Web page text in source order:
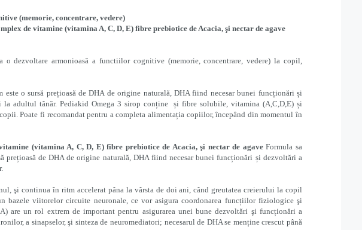
(memorie, concentrare, vedere)
de vitamine (vitamina A, C, D, E) fibre prebiotice de Acacia, şi nectar de agave
dezvoltare armonioasă a functiilor cognitive (memorie, concentrare, vedere) la copil,
o sursă prețioasă de DHA de origine naturală, DHA fiind necesar bunei funcționări și
adultul tânăr. Pediakid Omega 3 sirop conține și fibre solubile, vitamina (A,C,D,E) și
Poate fi recomandat pentru a completa alimentația copiilor, începând din momentul în
(vitamina A, C, D, E) fibre prebiotice de Acacia, şi nectar de agaveFormula sa
prețioasă de DHA de origine naturală, DHA fiind necesar bunei funcționări și dezvoltări a
şi continua în ritm accelerat pâna la vârsta de doi ani, când greutatea creierului la copil
bazele viitorelor circuite neuronale, ce vor asigura coordonarea funcțiilor fiziologice şi
are un rol extrem de important pentru asigurarea unei bune dezvoltări şi funcționări a
a sinapselor, şi sinteza de neuromediatori; necesarul de DHA se menține crescut până